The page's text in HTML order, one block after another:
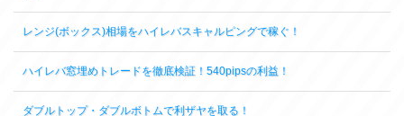
レンジ(ボックス)相場をハイレバスキャルピングで稼ぐ！
ハイレバ窓埋めトレードを徹底検証！540pipsの利益！
ダブルトップ・ダブルボトムで利ザヤを取る！